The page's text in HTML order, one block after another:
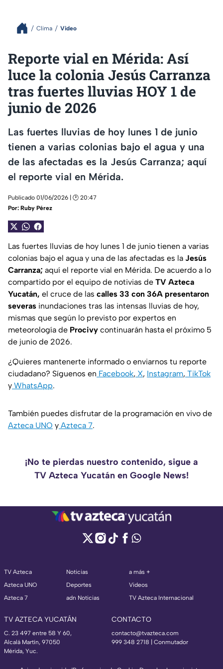
Clima Video
Reporte vial en Mérida: Así
luce la colonia Jesús Carranza
tras fuertes lluvias HOY 1 de
junio de 2026
Las fuertes lluvias de hoy lunes 1 de junio
tienen a varias colonias bajo el agua y una
de las afectadas es la Jesús Carranza; aquí
el reporte vial en Mérida.
Publicado 01/06/2026 | 🕑 20:47
Por: Ruby Pérez
Las fuertes lluvias de hoy lunes 1 de junio tienen a varias
colonias bajo el agua y una de las afectadas es la Jesús
Carranza; aquí el reporte vial en Mérida. De acuerdo a lo
compartido por el equipo de notivias de TV Azteca
Yucatán, el cruce de las calles 33 con 36A presentaron
severas inundaciones tras las intensas lluvias de hoy,
mismas que según lo previsto por expertos en
meteorología de Procivy continuarán hasta el próximo 5
de junio de 2026.
¿Quieres mantenerte informado o enviarnos tu reporte
ciudadano? Síguenos en Facebook, X, Instagram, TikTok
y WhatsApp.
También puedes disfrutar de la programación en vivo de
Azteca UNO y Azteca 7.
¡No te pierdas nuestro contenido, sigue a
TV Azteca Yucatán en Google News!
TV Azteca
Azteca UNO
Azteca 7
Noticias
Deportes
adn Noticias
a más +
Videos
TV Azteca Internacional
TV AZTECA YUCATÁN
C. 23 497 entre 58 Y 60,
Alcalá Martín, 97050
Mérida, Yuc.
CONTACTO
contacto@tvazteca.com
999 348 2718 | Conmutador